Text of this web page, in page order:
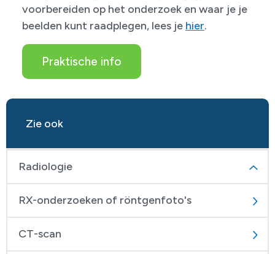
voorbereiden op het onderzoek en waar je je
beelden kunt raadplegen, lees je hier.
Praktische info
Zie ook
Radiologie
RX-onderzoeken of röntgenfoto's
CT-scan